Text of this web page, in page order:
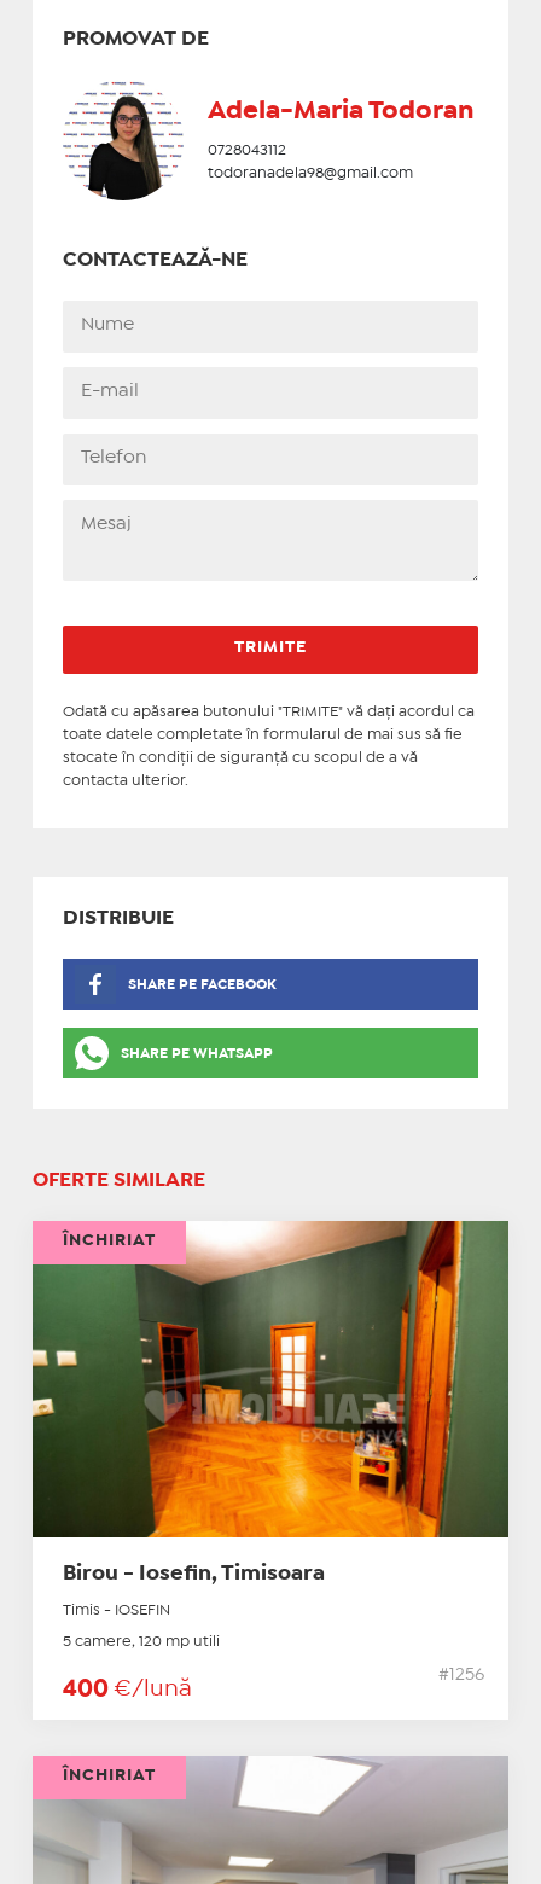
PROMOVAT DE
Adela-Maria Todoran
0728043112
todoranadela98@gmail.com
CONTACTEAZĂ-NE
Odată cu apăsarea butonului "TRIMITE" vă daţi acordul ca
toate datele completate în formularul de mai sus să fie
stocate în condiţii de siguranţă cu scopul de a vă
contacta ulterior.
DISTRIBUIE
SHARE PE FACEBOOK
SHARE PE WHATSAPP
OFERTE SIMILARE
Birou - Iosefin, Timisoara
Timis - IOSEFIN
5 camere, 120 mp utili
400 €/lună
#1256
ÎNCHIRIAT
ÎNCHIRIAT